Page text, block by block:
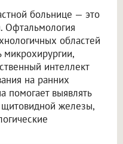
больнице — это
Офтальмология
областей
микрохирургии,
интеллект
на ранних
помогает выявлять
щитовидной железы,